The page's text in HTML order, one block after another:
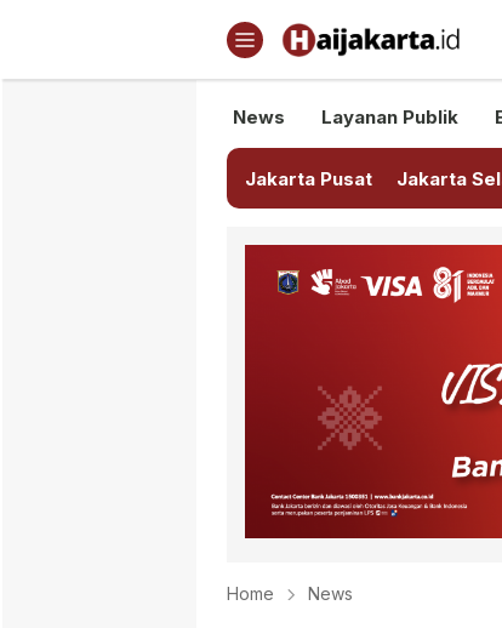
Haijakarta.id
Semua Tentang Jakarta
News Layanan Publik
Jakarta Pusat Jakarta
Home News